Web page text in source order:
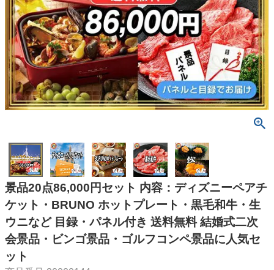
景品20点86,000円セット 内容：ディズニーペアチ
ケット・BRUNO ホットプレート・黒毛和牛・生
ウニなど 目録・パネル付き 送料無料 結婚式二次
会景品・ビンゴ景品・ゴルフコンペ景品に人気セ
ット